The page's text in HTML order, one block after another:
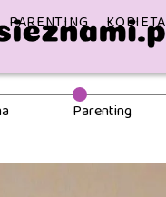
PARENTING KOBIETA
Parenting